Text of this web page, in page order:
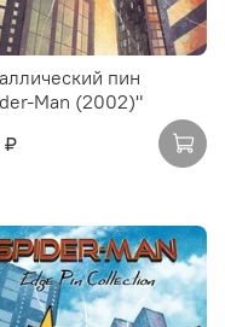
пин
Man (2002)"
₽